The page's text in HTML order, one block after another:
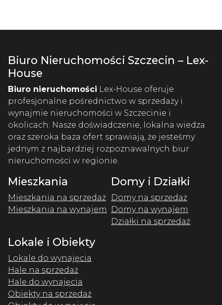
Biuro Nieruchomości Szczecin – Lex-
House
Biuro nieruchomości Lex-House oferuje
profesjonalne pośrednictwo w sprzedaży i
wynajmie nieruchomości w Szczecinie i
okolicach. Nasze doświadczenie, lokalna wiedza
oraz szeroka baza ofert sprawiają, że jesteśmy
jednym z najbardziej rozpoznawalnych biur
nieruchomości w regionie.
Mieszkania
Mieszkania na sprzedaż
Mieszkania na wynajem
Domy i Działki
Domy na sprzedaż
Domy na wynajem
Działki na sprzedaż
Lokale i Obiekty
Lokale do wynajęcia
Hale na sprzedaż
Hale do wynajęcia
Obiekty na sprzedaż